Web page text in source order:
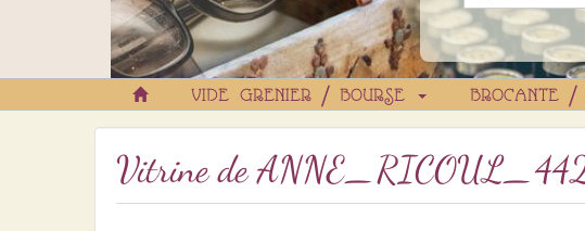
VIDE GRENIER / BOURSE BROCANTE /
Vitrine de